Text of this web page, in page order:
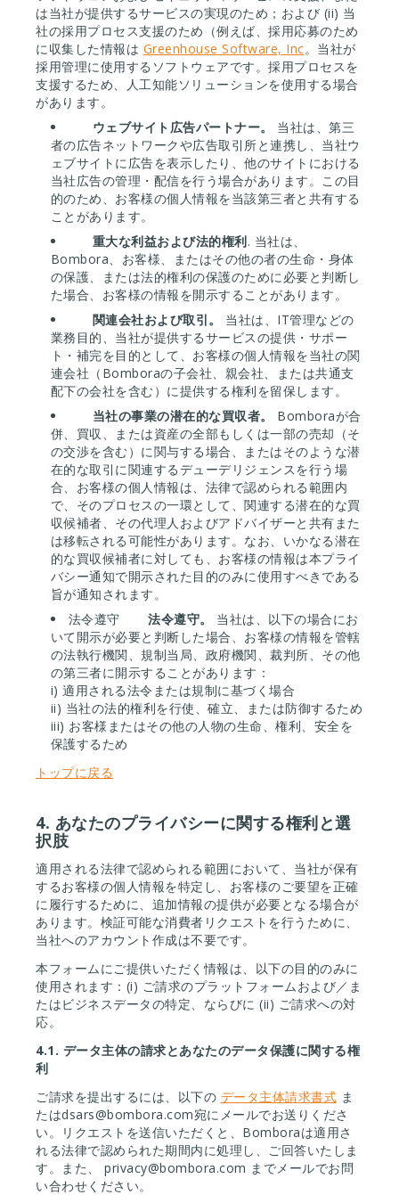
は当社が提供するサービスの実現のため；および (ii) 当
社の採用プロセス支援のため（例えば、採用応募のため
に収集した情報は Greenhouse Software, Inc。当社が
採用管理に使用するソフトウェアです。採用プロセスを
支援するため、人工知能ソリューションを使用する場合
があります。
ウェブサイト広告パートナー。
当社は、第三
者の広告ネットワークや広告取引所と連携し、当社ウ
ェブサイトに広告を表示したり、他のサイトにおける
当社広告の管理・配信を行う場合があります。この目
的のため、お客様の個人情報を当該第三者と共有する
ことがあります。
重大な利益および法的権利. 当社は、
Bombora、お客様、またはその他の者の生命・身体
の保護、または法的権利の保護のために必要と判断し
た場合、お客様の情報を開示することがあります。
関連会社および取引。
当社は、IT管理などの
業務目的、当社が提供するサービスの提供・サポー
ト・補完を目的として、お客様の個人情報を当社の関
連会社（Bomboraの子会社、親会社、または共通支
配下の会社を含む）に提供する権利を留保します。
当社の事業の潜在的な買収者。
Bomboraが合
併、買収、または資産の全部もしくは一部の売却（そ
の交渉を含む）に関与する場合、またはそのような潜
在的な取引に関連するデューデリジェンスを行う場
合、お客様の個人情報は、法律で認められる範囲内
で、そのプロセスの一環として、関連する潜在的な買
収候補者、その代理人およびアドバイザーと共有また
は移転される可能性があります。なお、いかなる潜在
的な買収候補者に対しても、お客様の情報は本プライ
バシー通知で開示された目的のみに使用すべきである
旨が通知されます。
法令遵守法令遵守。 当社は、以下の場合にお
いて開示が必要と判断した場合、お客様の情報を管轄
の法執行機関、規制当局、政府機関、裁判所、その他
の第三者に開示することがあります：
i) 適用される法令または規制に基づく場合
ii) 当社の法的権利を行使、確立、または防御するため
iii) お客様またはその他の人物の生命、権利、安全を
保護するため
トップに戻る
4. あなたのプライバシーに関する権利と選
択肢
適用される法律で認められる範囲において、当社が保有
するお客様の個人情報を特定し、お客様のご要望を正確
に履行するために、追加情報の提供が必要となる場合が
あります。検証可能な消費者リクエストを行うために、
当社へのアカウント作成は不要です。
本フォームにご提供いただく情報は、以下の目的のみに
使用されます：(i) ご請求のプラットフォームおよび／ま
たはビジネスデータの特定、ならびに (ii) ご請求への対
応。
4.1. データ主体の請求とあなたのデータ保護に関する権
利
ご請求を提出するには、以下の データ主体請求書式 ま
たはdsars@bombora.com宛にメールでお送りくださ
い。リクエストを送信いただくと、Bomboraは適用さ
れる法律で認められた期間内に処理し、ご回答いたしま
す。また、 privacy@bombora.com までメールでお問
い合わせください。